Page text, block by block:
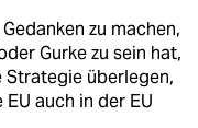
zu machen,
Gurke zu sein hat,
Strategie überlegen,
auch in der EU